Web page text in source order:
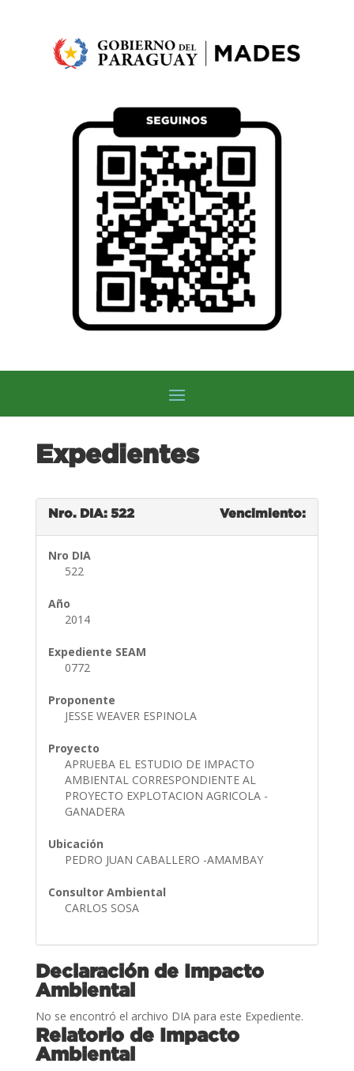
Expedientes
Nro. DIA: 522 Vencimiento:
Nro DIA
522
Año
2014
Expediente SEAM
0772
Proponente
JESSE WEAVER ESPINOLA
Proyecto
APRUEBA EL ESTUDIO DE IMPACTO
AMBIENTAL CORRESPONDIENTE AL
PROYECTO EXPLOTACION AGRICOLA -
GANADERA
Ubicación
PEDRO JUAN CABALLERO -AMAMBAY
Consultor Ambiental
CARLOS SOSA
Declaración de Impacto
Ambiental
No se encontró el archivo DIA para este Expediente.
Relatorio de Impacto
Ambiental